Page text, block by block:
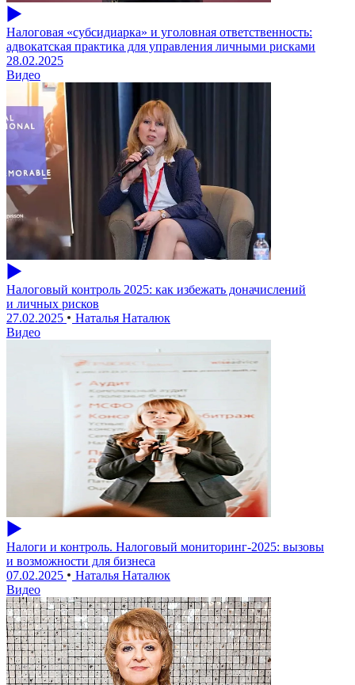
Налоговая «субсидиарка» и уголовная ответственность:
адвокатская практика для управления личными рисками
28.02.2025
Видео
Налоговый контроль 2025: как избежать доначислений
и личных рисков
27.02.2025
Наталья Наталюк
Видео
Налоги и контроль. Налоговый мониторинг-2025: вызовы
и возможности для бизнеса
07.02.2025
Наталья Наталюк
Видео